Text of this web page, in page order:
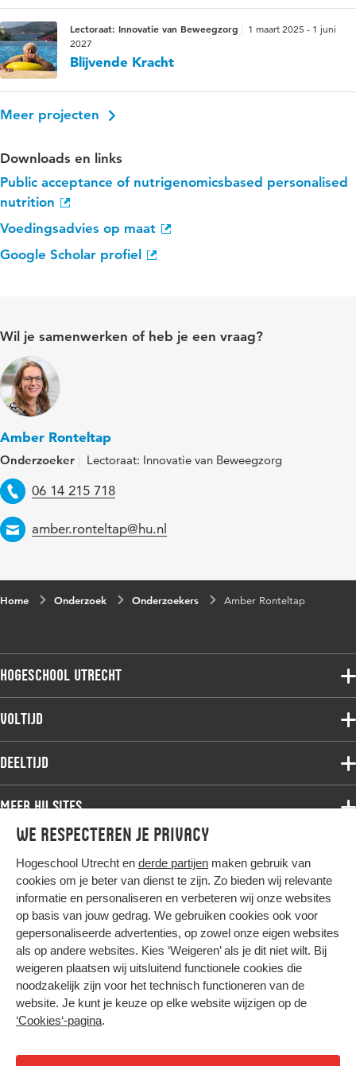
We respecteren je privacy
Hogeschool Utrecht en derde partijen maken gebruik van
cookies om je beter van dienst te zijn. Zo bieden wij relevante
informatie en personaliseren en verbeteren wij onze websites
op basis van jouw gedrag. We gebruiken cookies ook voor
gepersonaliseerde advertenties, op zowel onze eigen websites
als op andere websites. Kies ‘Weigeren’ als je dit niet wilt. Bij
weigeren plaatsen wij uitsluitend functionele cookies die
noodzakelijk zijn voor het technisch functioneren van de
website. Je kunt je keuze op elke website wijzigen op de
‘Cookies‘-pagina.
Lectoraat: Innovatie van Beweegzorg
1 maart 2025 - 1 juni
2027
Blijvende Kracht
Meer projecten
Downloads en links
Public acceptance of nutrigenomicsbased personalised
nutrition
Voedingsadvies op maat
Google Scholar profiel
Wil je samenwerken of heb je een vraag?
Amber Ronteltap
Onderzoeker Lectoraat: Innovatie van Beweegzorg
Telefoon
06 14 215 718
Email
amber.ronteltap@hu.nl
Home Onderzoek Onderzoekers Amber Ronteltap
Hogeschool Utrecht
Voltijdopleidingen
Deeltijdopleidingen
Onderzoek
Werken bij de HU
Contact
Voltijd
Associate degree
Bachelor
Master
Studiekeuze voltijd
Deeltijd
Associate degree
Bachelor
Master
Post-master
Studiekeuze deeltijd
Meer HU sites
HU International
HU Bibliotheek
HU Ontwikkelt
Duurzame HU
Intranet
Trajectum
Hier komt alles samen
Colofon
Privacy
Cookies
Nieuwsbrief